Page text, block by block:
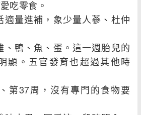
吃零食。
適量進補，象少量人蔘、杜仲
、鴨、魚、蛋。這一週胎兒的
。五官發育也超過其他時
第37周，沒有專門的食物要